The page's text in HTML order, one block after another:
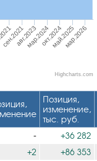
мар.2024
сен.2021авг.2023окт.2024май.2025мар.2026
Highcharts.com
Позиция,
изменение,
тыс. руб.
- +36 282
+2 +86 353